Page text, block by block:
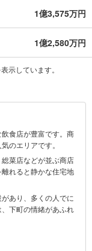
1億3,575万円
1億2,580万円
示しています。
食店が豊富です。商
のエリアです。
菜店などが並ぶ商店
れると静かな住宅地
あり、多くの人でに
下町の情緒があふれ